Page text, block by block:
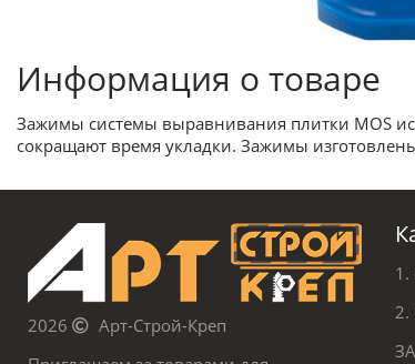
Информация о товаре
Зажимы системы выравнивания плитки MOS
сокращают время укладки. Зажимы
2026
Арт-Строй-Креп